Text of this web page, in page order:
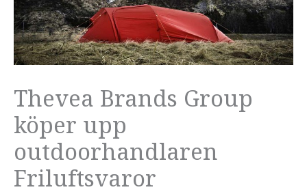
Thevea Brands Group
köper upp
outdoorhandlaren
Friluftsvaror